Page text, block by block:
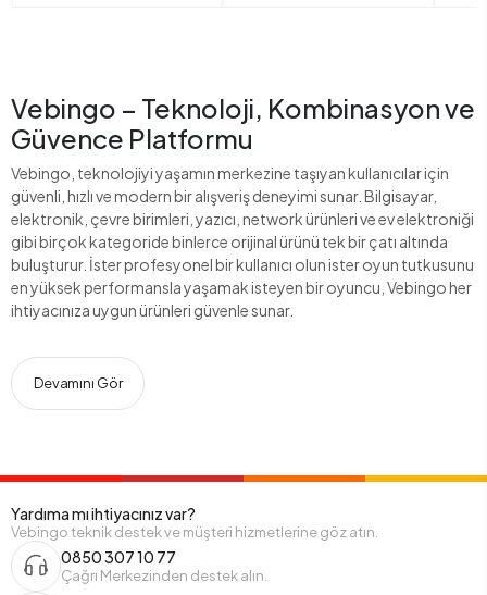
Vebingo – Teknoloji, Kombinasyon ve
Güvence Platformu
Vebingo, teknolojiyi yaşamın merkezine taşıyan kullanıcılar için
güvenli, hızlı ve modern bir alışveriş deneyimi sunar. Bilgisayar,
elektronik, çevre birimleri, yazıcı, network ürünleri ve ev elektroniği
gibi birçok kategoride binlerce orijinal ürünü tek bir çatı altında
buluşturur. İster profesyonel bir kullanıcı olun ister oyun tutkusunu
en yüksek performansla yaşamak isteyen bir oyuncu, Vebingo her
ihtiyacınıza uygun ürünleri güvenle sunar.
Devamını Gör
Yardıma mı ihtiyacınız var?
Vebingo teknik destek ve müşteri hizmetlerine göz atın.
0850 307 10 77
Çağrı Merkezinden destek alın.